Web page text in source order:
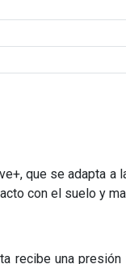
que se adapta a
con el suelo y
recibe una